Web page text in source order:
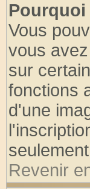
Vous
vous
sur
fonctions
d'une
Revenir